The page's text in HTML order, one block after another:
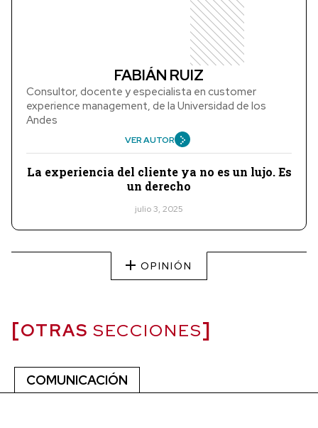
FABIÁN RUIZ
Consultor, docente y especialista en customer
experience management, de la Universidad de los
Andes
VER AUTOR
La experiencia del cliente ya no es un lujo. Es
un derecho
julio 3, 2025
OPINIÓN
OTRAS SECCIONES
COMUNICACIÓN